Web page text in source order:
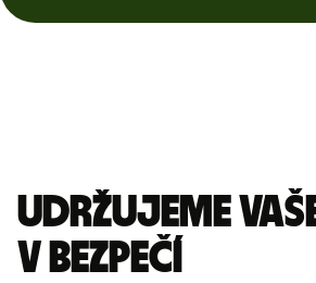
Udržujeme
v bezpečí